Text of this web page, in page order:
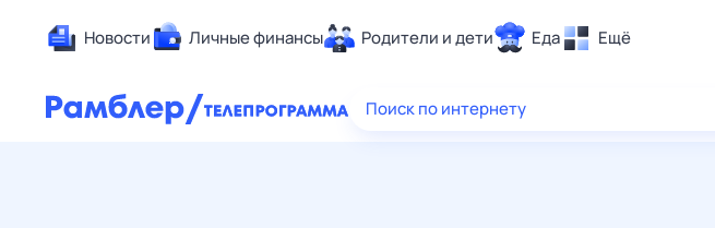
Новости Личные финансы Родители и дети Еда Ещё
Здоровье
Поиск по интернету